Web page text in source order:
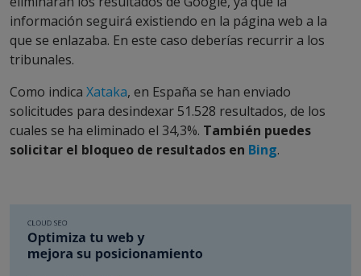
información seguirá existiendo en la página web a la
que se enlazaba. En este caso deberías recurrir a los
tribunales.
Como indica Xataka, en España se han enviado
solicitudes para desindexar 51.528 resultados, de los
cuales se ha eliminado el 34,3%. También puedes
solicitar el bloqueo de resultados en Bing.